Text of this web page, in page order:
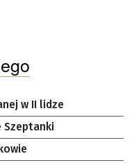
w II lidze
Szeptanki